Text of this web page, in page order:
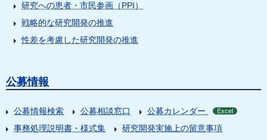
研究への患者・市民参画（PPI）
戦略的な研究開発の推進
性差を考慮した研究開発の推進
公募情報
公募情報検索 公募相談窓口 公募カレンダー Excel
事務処理説明書・様式集
研究開発実施上の留意事項